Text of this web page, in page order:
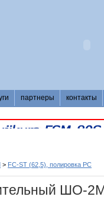
партнеры контакты
> FC-ST (62,5), полировка PC
ШО-